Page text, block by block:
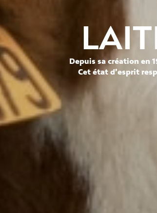
Depuis sa création en
Cet état d’esprit